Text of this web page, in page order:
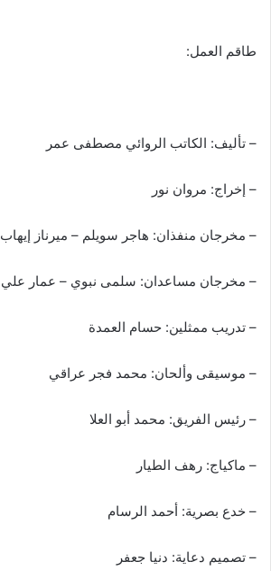
طاقم العمل:
– تأليف: الكاتب الروائي مصطفى عمر
– إخراج: مروان نور
– مخرجان منفذان: هاجر سويلم – ميرناز إيهاب
– مخرجان مساعدان: سلمى نبوي – عمار علي
– تدريب ممثلين: حسام العمدة
– موسيقى وألحان: محمد فجر عراقي
– رئيس الفريق: محمد أبو العلا
– ماكياج: رهف الطيار
– خدع بصرية: أحمد الرسام
– تصميم دعاية: دنيا جعفر